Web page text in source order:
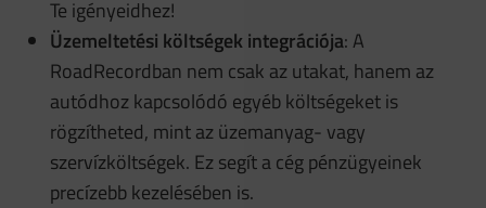
Te igényeidhez!
Üzemeltetési költségek integrációja: A
RoadRecordban nem csak az utakat, hanem az
autódhoz kapcsolódó egyéb költségeket is
rögzítheted, mint az üzemanyag- vagy
szervízköltségek. Ez segít a cég pénzügyeinek
precízebb kezelésében is.